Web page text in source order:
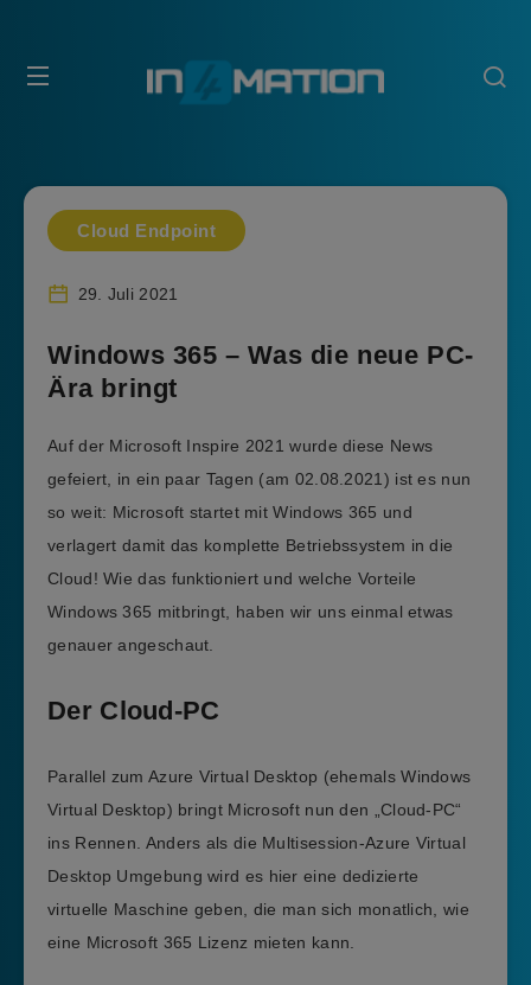
Cloud Endpoint
29. Juli 2021
Windows 365 – Was die neue PC-
Ära bringt
Auf der Microsoft Inspire 2021 wurde diese News
gefeiert, in ein paar Tagen (am 02.08.2021) ist es nun
so weit: Microsoft startet mit Windows 365 und
verlagert damit das komplette Betriebssystem in die
Cloud! Wie das funktioniert und welche Vorteile
Windows 365 mitbringt, haben wir uns einmal etwas
genauer angeschaut.
Der Cloud-PC
Parallel zum Azure Virtual Desktop (ehemals Windows
Virtual Desktop) bringt Microsoft nun den „Cloud-PC“
ins Rennen. Anders als die Multisession-Azure Virtual
Desktop Umgebung wird es hier eine dedizierte
virtuelle Maschine geben, die man sich monatlich, wie
eine Microsoft 365 Lizenz mieten kann.